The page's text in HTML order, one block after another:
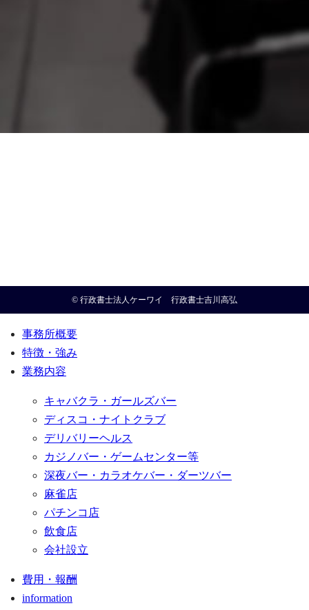
© 行政書士法人ケーワイ 行政書士吉川高弘
事務所概要
特徴・強み
業務内容
キャバクラ・ガールズバー
ディスコ・ナイトクラブ
デリバリーヘルス
カジノバー・ゲームセンター等
深夜バー・カラオケバー・ダーツバー
麻雀店
パチンコ店
飲食店
会社設立
費用・報酬
information